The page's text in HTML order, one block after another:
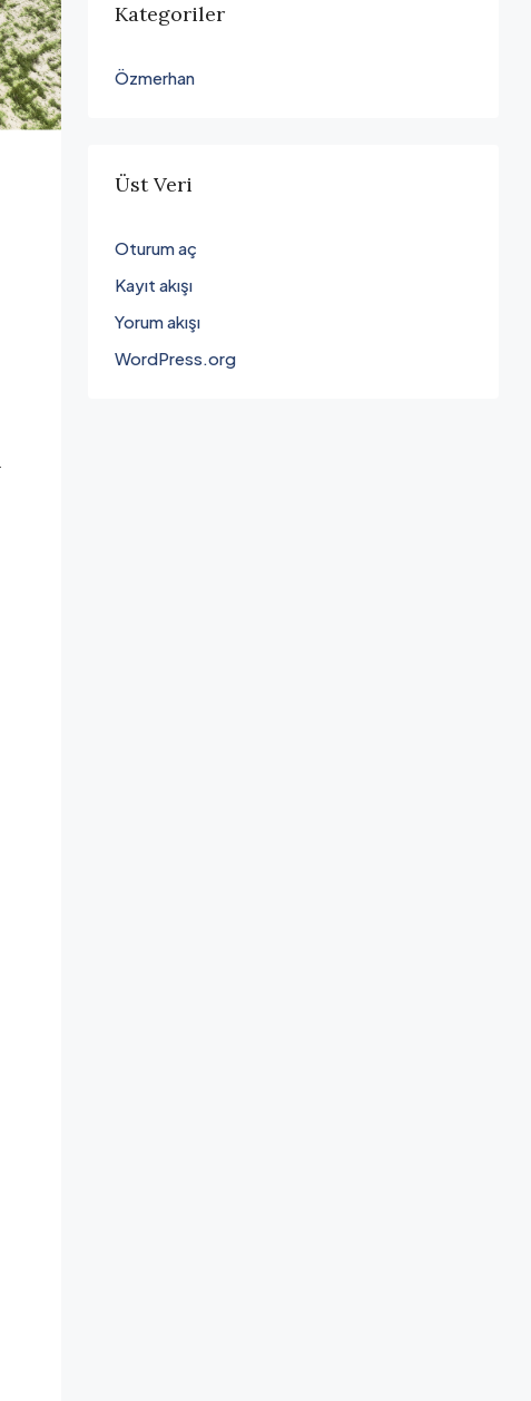
Kategoriler
Özmerhan
Üst Veri
Oturum aç
Kayıt akışı
Yorum akışı
WordPress.org